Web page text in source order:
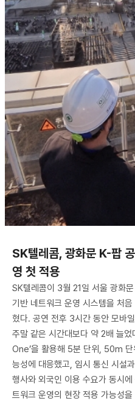
SK텔레콤, 광화문 K-팝
영 첫 적용
SK텔레콤이 3월 21일 서울 광화
기반 네트워크 운영 시스템을 처
혔다. 공연 전후 3시간 동안 모바
주말 같은 시간대보다 약 2배 늘
One’을 활용해 5분 단위, 50m
능성에 대응했고, 임시 통신 시설
행사와 외국인 이용 수요가 동시
트워크 운영의 현장 적용 가능성